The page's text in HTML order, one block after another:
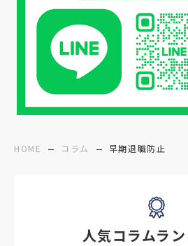
HOME コラム 早期退職防止
#27採用プレ #
#面接フィードバック
#障害者雇用 #メリット
#医療福祉介護 #業界動
#求人
#スクラム採用 #転職イベン
人気コラムラ